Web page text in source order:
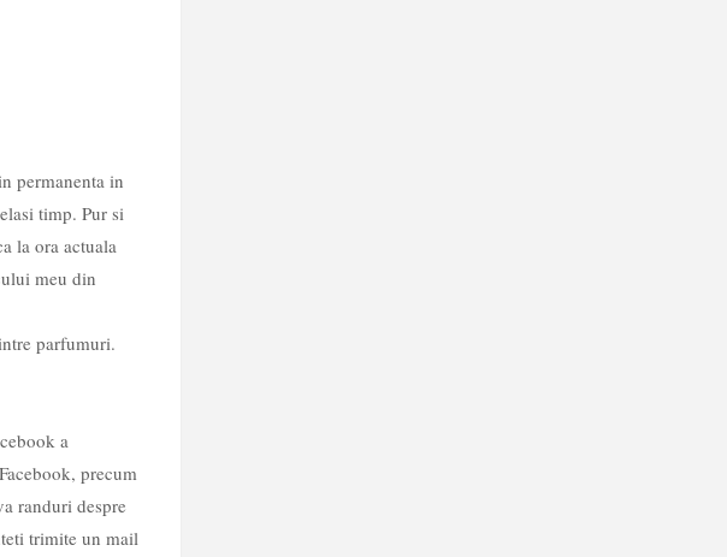
permanenta in
timp. Pur si
la ora actuala
meu din
parfumuri.
a
precum
randuri despre
trimite un mail